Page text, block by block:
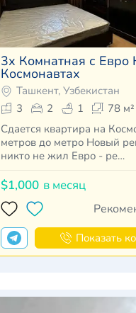
3х Комнатная с Евро
Космонавтах
Ташкент, Узбекистан
3
2 1 78 м²
Сдается квартира на
метров до метро Новый
никто не жил Евро - ре…
$1,000 в месяц
Показать